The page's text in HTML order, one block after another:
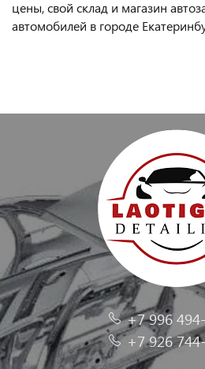
цены, свой склад и магазин
автомобилей в городе
+7 996
+7 926